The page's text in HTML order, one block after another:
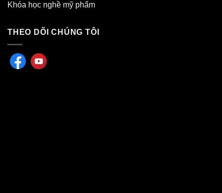
Khóa học nghề mỹ phẩm
THEO DÕI CHÚNG TÔI